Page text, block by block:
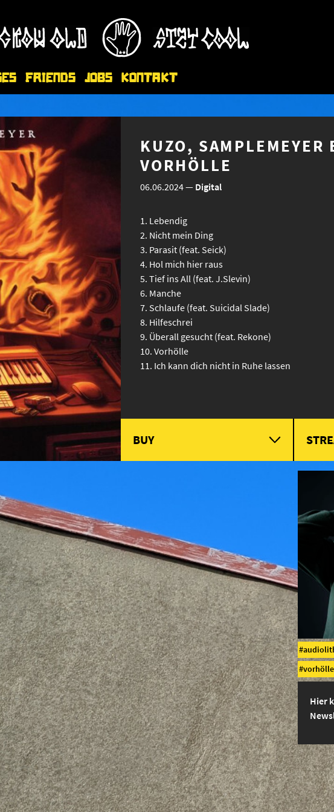
Friends Jobs Kontakt
KUZO, SAMPLEMEYER
VORHÖLLE
06.06.2024— Digital
Lebendig
Nicht mein Ding
Parasit (feat. Seick)
Hol mich hier raus
Tief ins All (feat. J.Slevin)
Manche
Schlaufe (feat. Suicidal Slade)
Hilfeschrei
Überall gesucht (feat. Rekone)
Vorhölle
Ich kann dich nicht in Ruhe lassen
BUY
vorhölle
Hier